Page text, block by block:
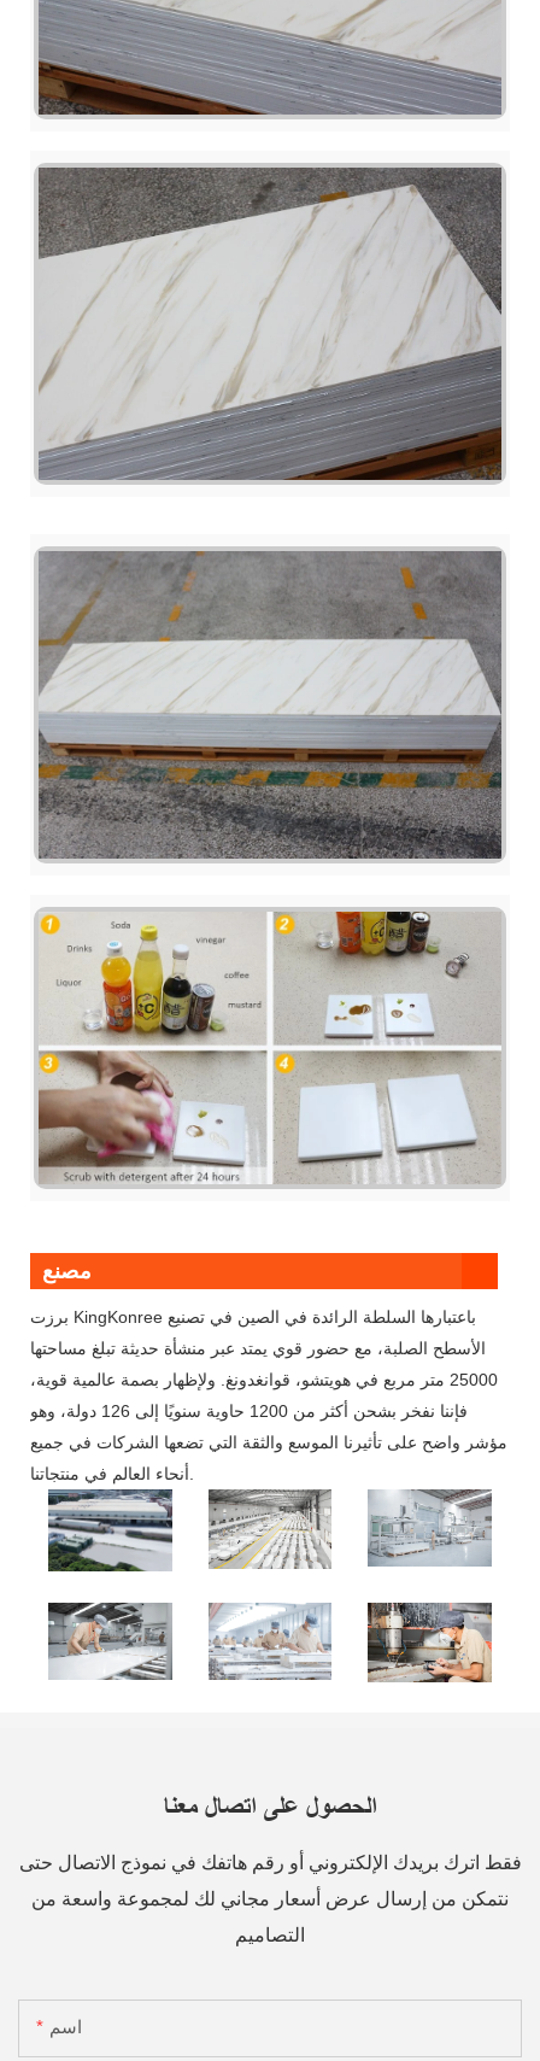
مصنع
برزت KingKonree باعتبارها السلطة الرائدة في الصين في تصنيع
الأسطح الصلبة، مع حضور قوي يمتد عبر منشأة حديثة تبلغ مساحتها
25000 متر مربع في هويتشو، قوانغدونغ. ولإظهار بصمة عالمية قوية،
فإننا نفخر بشحن أكثر من 1200 حاوية سنويًا إلى 126 دولة، وهو
مؤشر واضح على تأثيرنا الموسع والثقة التي تضعها الشركات في جميع
أنحاء العالم في منتجاتنا.
الحصول على اتصال معنا
فقط اترك بريدك الإلكتروني أو رقم هاتفك في نموذج الاتصال حتى
نتمكن من إرسال عرض أسعار مجاني لك لمجموعة واسعة من
التصاميم
اسم